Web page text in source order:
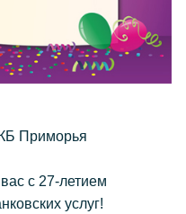
Приморья
с 27-летием
услуг!